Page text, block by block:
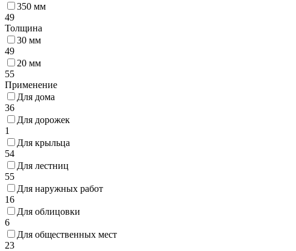
350 мм
49
Толщина
30 мм
49
20 мм
55
Применение
Для дома
36
Для дорожек
1
Для крыльца
54
Для лестниц
55
Для наружных работ
16
Для облицовки
6
Для общественных мест
23